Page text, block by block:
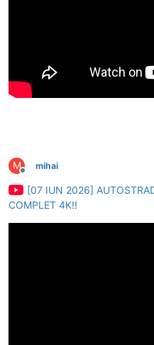
M
Deconectat
mihai
[07 IUN 2026]
COMPLET 4K!!